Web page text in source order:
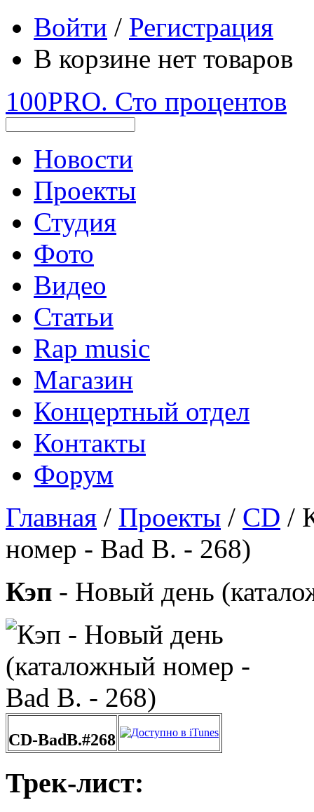
Войти / Регистрация
В корзине нет товаров
100PRO. Сто процентов
Новости
Проекты
Студия
Фото
Видео
Статьи
Rap music
Магазин
Концертный отдел
Контакты
Форум
Главная / Проекты / CD /
номер - Bad B. - 268)
Кэп - Новый день
CD-BadB.#268
Трек-лист: